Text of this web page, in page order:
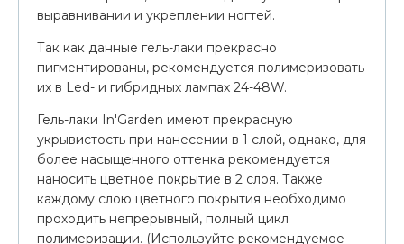
выравнивании и укреплении ногтей.
Так как данные гель-лаки прекрасно
пигментированы, рекомендуется полимеризовать
их в Led- и гибридных лампах 24-48W.
Гель-лаки In'Garden имеют прекрасную
укрывистость при нанесении в 1 слой, однако, для
более насыщенного оттенка рекомендуется
наносить цветное покрытие в 2 слоя. Также
каждому слою цветного покрытия необходимо
проходить непрерывный, полный цикл
полимеризации. (Используйте рекомендуемое